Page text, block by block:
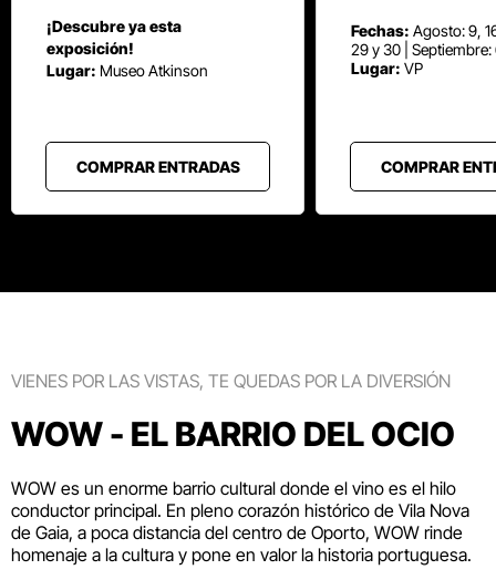
¡Descubre ya esta
exposición!
Lugar: Museo Atkinson
COMPRAR ENTRADAS
Fechas: Agosto: 9,
29 y 30 |
Lugar: VP
COMPRAR
VIENES POR LAS VISTAS, TE QUEDAS POR LA DIVERSIÓN
WOW - EL BARRIO DEL OCIO
WOW es un enorme barrio cultural donde el vino es el hilo
conductor principal. En pleno corazón histórico de Vila Nova
de Gaia, a poca distancia del centro de Oporto, WOW rinde
homenaje a la cultura y pone en valor la historia portuguesa.